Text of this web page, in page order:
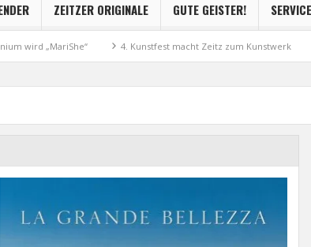
ZEITZER ORIGINALE GUTE GEISTER! SERVICE
„MariShe“ 4. Kunstfest macht Zeitz zum Kunstwerk